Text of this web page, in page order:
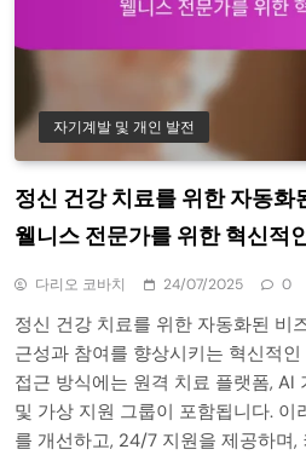
자기계발 및 개인 발전
정신 건강 치료를 위한 자동화
웰니스 전문가를 위한 혁신적
다리오 코바치 24/07/2025 0
정신 건강 치료를 위한 자동화된 비
근성과 참여를 향상시키는 혁신적
접근 방식에는 원격 치료 플랫폼, AI
및 가상 지원 그룹이 포함됩니다. 이
를 개선하고, 24/7 지원을 제공하며,